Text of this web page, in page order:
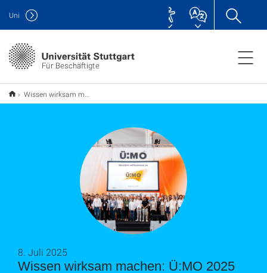
Für Beschäftigte
Uni
Wissen wirksam machen: Ü:MO 2025
Wissen wirksam machen: Ü:MO 2025
8. Juli 2025